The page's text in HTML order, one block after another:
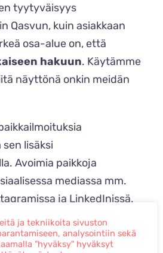
tyytyväisyys
Qasvun, kuin asiakkaan
osa-alue on, että
hakuun. Käytämme
näyttönä onkin meidän
lisäksi
Avoimia paikkoja
mediassa mm.
ja LinkedInissä.
ja tekniikoita sivuston
analysointiin sekä
"hyväksy" hyväksyt